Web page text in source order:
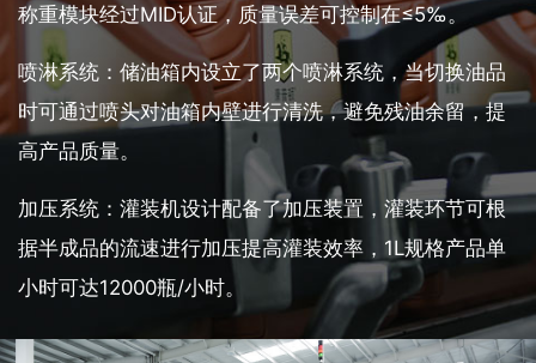
称重模块经过MID认证，质量误差可控制在≤5‰。
喷淋系统：储油箱内设立了两个喷淋系统，当切换油品
时可通过喷头对油箱内壁进行清洗，避免残油余留，提
高产品质量。
加压系统：灌装机设计配备了加压装置，灌装环节可根
据半成品的流速进行加压提高灌装效率，1L规格产品单
小时可达12000瓶/小时。